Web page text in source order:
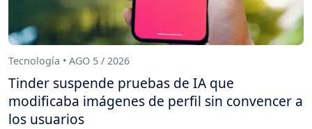
Tecnología • AGO 5 / 2026
Tinder suspende pruebas de IA que
modificaba imágenes de perfil sin convencer a
los usuarios